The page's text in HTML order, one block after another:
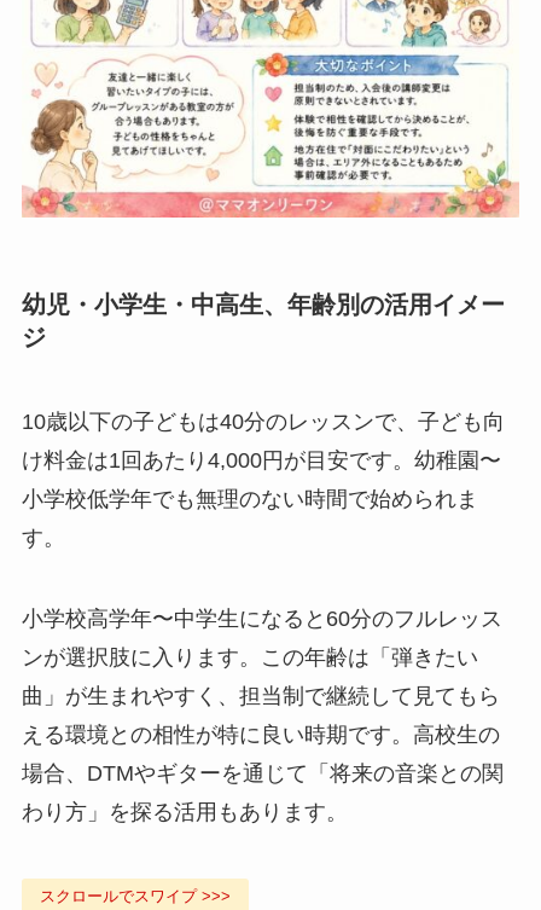
幼児・小学生・中高生、年齢別の活用イメー
ジ
10歳以下の子どもは40分のレッスンで、子ども向
け料金は1回あたり4,000円が目安です。幼稚園〜
小学校低学年でも無理のない時間で始められま
す。
小学校高学年〜中学生になると60分のフルレッス
ンが選択肢に入ります。この年齢は「弾きたい
曲」が生まれやすく、担当制で継続して見てもら
える環境との相性が特に良い時期です。高校生の
場合、DTMやギターを通じて「将来の音楽との関
わり方」を探る活用もあります。